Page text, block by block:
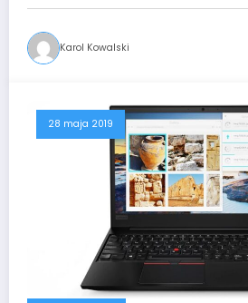
Karol Kowalski
28 maja 2019